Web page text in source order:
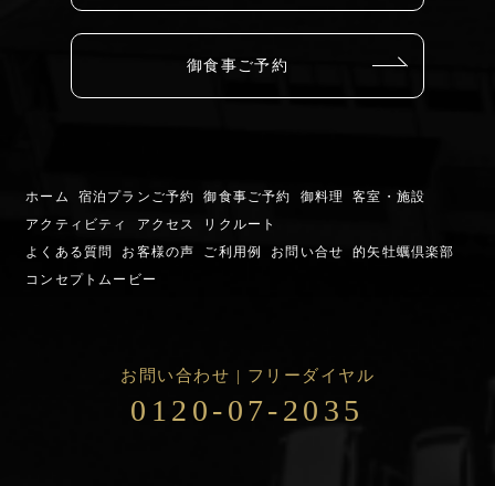
御食事ご予約
ホーム 宿泊プランご予約 御食事ご予約 御料理
客室・施設
アクティビティ
アクセス
リクルート
よくある質問
お客様の声 ご利用例 お問い合せ
的矢牡蠣倶楽部
コンセプトムービー
お問い合わせ | フリーダイヤル
0120-07-2035